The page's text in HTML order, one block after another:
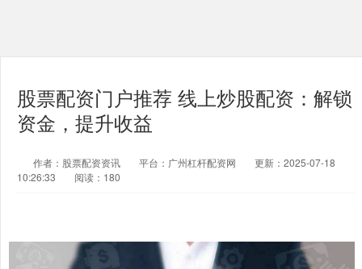
股票配资门户推荐 线上炒股配资：解锁
资金，提升收益
作者：股票配资资讯 平台：广州杠杆配资网
更新：2025-07-18
10:26:33
阅读：180